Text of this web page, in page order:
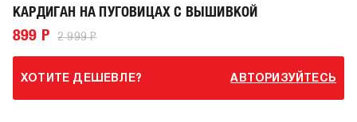
КАРДИГАН НА ПУГОВИЦАХ С ВЫШИВКОЙ
899 Р 2 999 Р
ХОТИТЕ ДЕШЕВЛЕ? АВТОРИЗУЙТЕСЬ